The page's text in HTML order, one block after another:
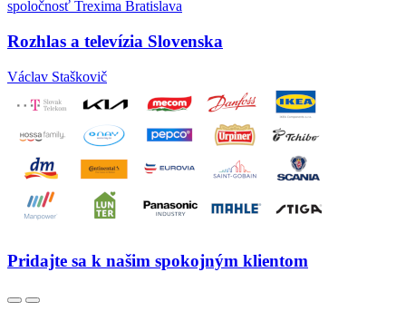
Rozhlas a televízia Slovenska
Václav Staškovič
Pridajte sa k našim spokojným klientom